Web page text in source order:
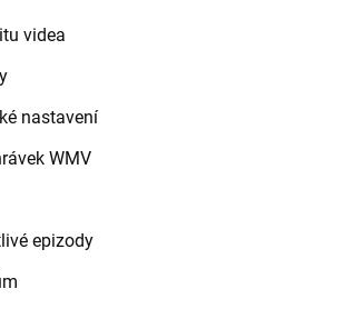
videa
nastavení
WMV
epizody